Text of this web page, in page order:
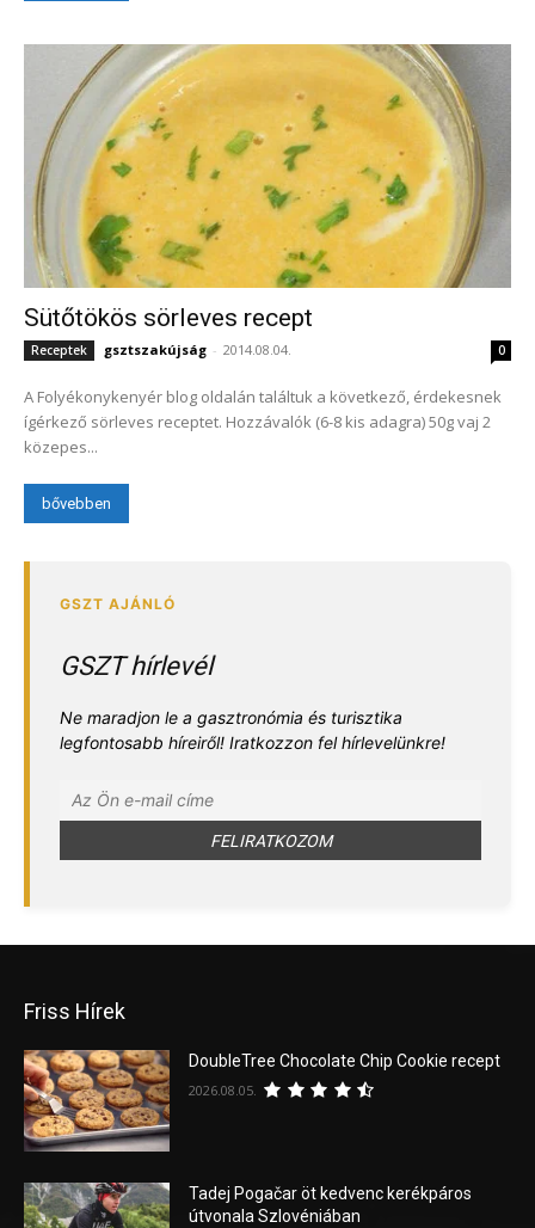
Sütőtökös sörleves recept
Receptek gsztszakújság - 2014.08.04. 0
A Folyékonykenyér blog oldalán találtuk a következő, érdekesnek
ígérkező sörleves receptet. Hozzávalók (6-8 kis adagra) 50g vaj 2
közepes...
bővebben
GSZT hírlevél
Ne maradjon le a gasztronómia és turisztika
legfontosabb híreiről! Iratkozzon fel hírlevelünkre!
Friss Hírek
DoubleTree Chocolate Chip Cookie recept
2026.08.05.
Tadej Pogačar öt kedvenc kerékpáros
útvonala Szlovéniában